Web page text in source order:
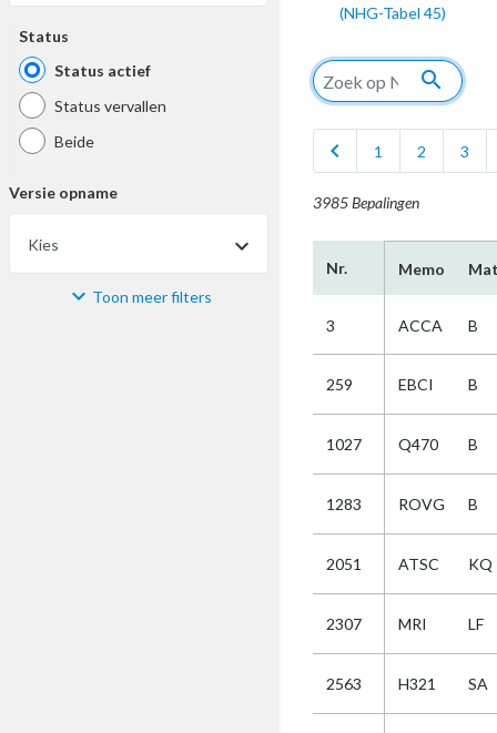
Status
Status actief
Status vervallen
Beide
Versie opname
Kies
Materiaal Toon meer filters
(NHG-Tabel 45)
search
chevron_left 1 2 3
3985 Bepalingen
Nr. Memo
3 ACCA B
259 EBCI B
1027 Q470 B
1283 ROVG B
2051 ATSC KQ
2307 MRI LF
2563 H321 SA